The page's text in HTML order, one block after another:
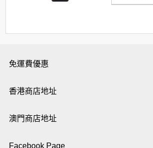
免運費優惠
香港商店地址
澳門商店地址
Facebook Page